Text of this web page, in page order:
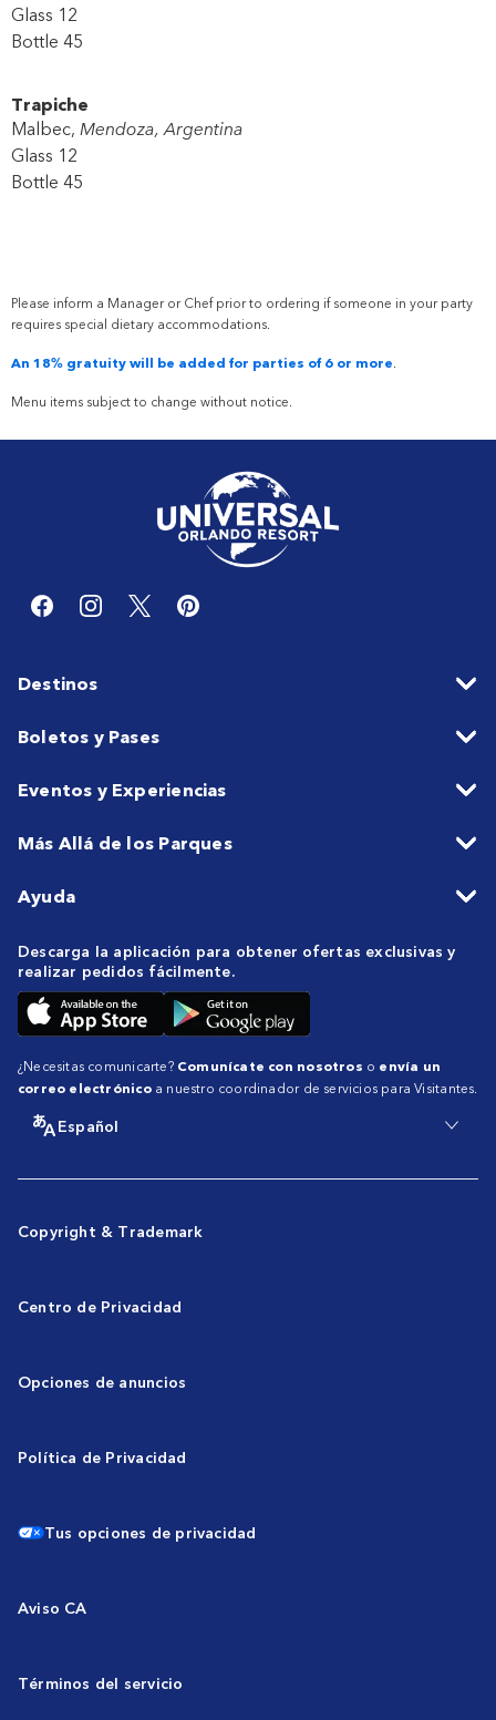
Glass 12
Bottle 45
Trapiche
Malbec, Mendoza, Argentina
Glass 12
Bottle 45
Please inform a Manager orChefprior to ordering if someone in your party
requires special dietary accommodations.
An 18% gratuity will be added for parties of 6 or more
Menu items subject to change without notice.
Destinos
Boletos y Pases
Eventos y Experiencias
Más Allá de los Parques
Ayuda
Descarga la aplicación para obtener ofertas exclusivas y
realizar pedidos fácilmente.
¿Necesitas comunicarte? Comunícate con nosotros o envía un
correo electrónicoa nuestro coordinador de servicios para Visitantes.
Español
Copyright & Trademark
Centro de Privacidad
Opciones de anuncios
Política de Privacidad
Tus opciones de privacidad
Aviso CA
Términos del servicio